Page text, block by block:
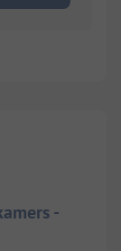
-